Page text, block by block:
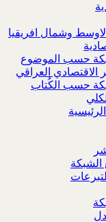
وشمال افريقيا
حسب الموضوع
الاقتصادي العراقي
حسب الكُتاب
الشبكة